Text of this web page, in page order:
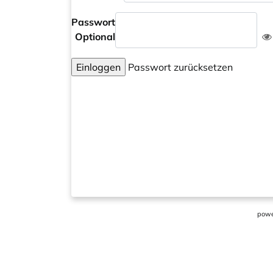
Passwort
Optional
Einloggen Passwort zurücksetzen